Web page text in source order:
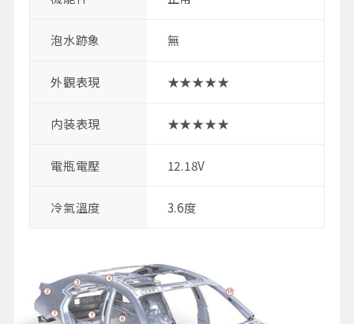
泡水跡象 無
外觀表現 ★★★★★
内装表現 ★★★★★
電瓶電壓 12.18V
冷氣溫度 3.6度